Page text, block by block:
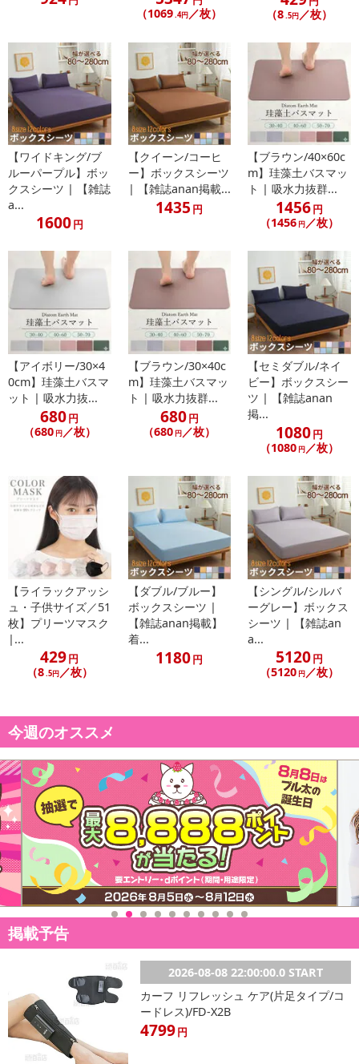
・原産国（最終加工地）：中国
・原材料/材質/素材：植物由来レーヨン
寸法：200mm×200mm（枚）
枚数：80枚入-10個セット（800枚）
注意事項
【賞味・消費期限のある商品について】
商品到着時点でのお日持ち期間は、配送日数などにより異なります
のでご了承ください。
記載されている内容を必ずご確認いただき、お届けする商品セット
にご納得いただきましたうえでお申し込みください。
※パッケージ変更や商品リニューアル(成分など含む)等により、参考
の掲載画像や画像内のバーコードなど、お届け商品と多少異なる場
合がございます。
また、[新たな加工食品の原料原産地表示制度]の経過措置期間の終
了により、商品詳細内に記載の原産国・原材料の表記が旧表記の場
合がございます。
あらかじめご了承いただいた上でお申込みください。なお、本理由
によるお申込み後のキャンセル・返品交換は対応いたしかねます。
イントがご利用いただけます。
【発送・お届け・商品について】
※お申込み頂きました商品の同梱、お届けの日時指定はいたしかね
ます。
※お客様のご都合でお受取りいただけない場合、商品の再発送や返
金はいたしかねます。
また、お届け日時のご指定は、お受けできません。宅配業者からの
不在票にてご対応ください。
※発送予定日は前後する場合がございます。また商品によって発送
日が異なります。
※dショッピングサンプル百貨店よりお届けする商品は、ご利用いた
だいた後のご感想をいただくことを目的としており、転売等は固く
転売等、目的以外での利用が確認された場合は、サービス利用を停
止させていただきます。
【配送伝票番号について】
※こちらの商品については商品の発送完了後、
（1069.4円 ／枚） （8.5円 ／枚）
【ワイドキング/ブ
ルーパープル】ボッ
クスシーツ | 【雑誌
a...
1600円
【クイーン/コーヒ
ー】ボックスシーツ
| 【雑誌anan掲載...
1435 円
【ブラウン/40×60c
m】珪藻土バスマッ
ト | 吸水力抜群...
1456円
（1456 円／枚）
【アイボリー/30×4
0cm】珪藻土バスマ
ット | 吸水力抜...
680円
（680 円／枚）
【ブラウン/30×40c
m】珪藻土バスマッ
ト | 吸水力抜群...
680円
（680 円／枚）
【セミダブル/ネイ
ビー】ボックスシー
ツ | 【雑誌anan
掲...
1080円
（1080 円／枚）
【ライラックアッシ
ュ・子供サイズ／51
枚】プリーツマスク
|...
429円
（8.5円／枚）
【ダブル/ブルー】
ボックスシーツ |
【雑誌anan掲載】
着...
1180円
【シングル/シルバ
ーグレー】ボックス
シーツ | 【雑誌an
a...
5120円
（5120 円 ／枚）
今週のオススメ
掲載予告
2026-08-08 22:00:00.0 START
カーフ リフレッシュ ケア(片足タイプ/コ
ードレス)/FD-X2B
4799円